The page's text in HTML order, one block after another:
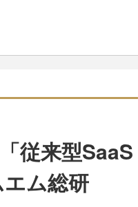
従来型SaaS
ム総研